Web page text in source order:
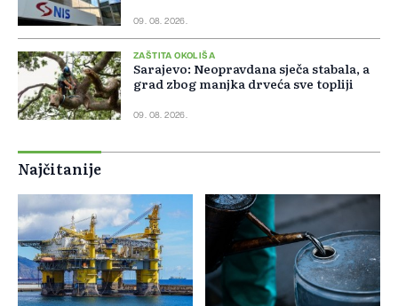
09. 08. 2026.
ZAŠTITA OKOLIŠA
Sarajevo: Neopravdana sječa stabala, a
grad zbog manjka drveća sve topliji
09. 08. 2026.
Najčitanije